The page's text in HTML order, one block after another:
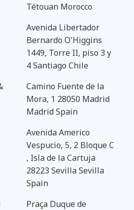
Tétouan Morocco
Avenida Libertador
Bernardo O'Higgins
1449, Torre II, piso 3 y
4 Santiago Chile
Camino Fuente de la
Mora, 1 28050 Madrid
Madrid Spain
Avenida Americo
Vespucio, 5, 2 Bloque C
, Isla de la Cartuja
28223 Sevilla Sevilla
Spain
Praça Duque de